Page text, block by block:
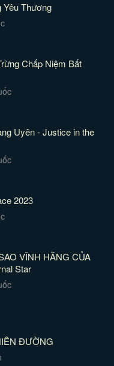
Yêu Thương
Chấp Niệm Bất
Uyên - Justice in the
2023
VĨNH HẰNG CỦA
Star
ĐƯỜNG